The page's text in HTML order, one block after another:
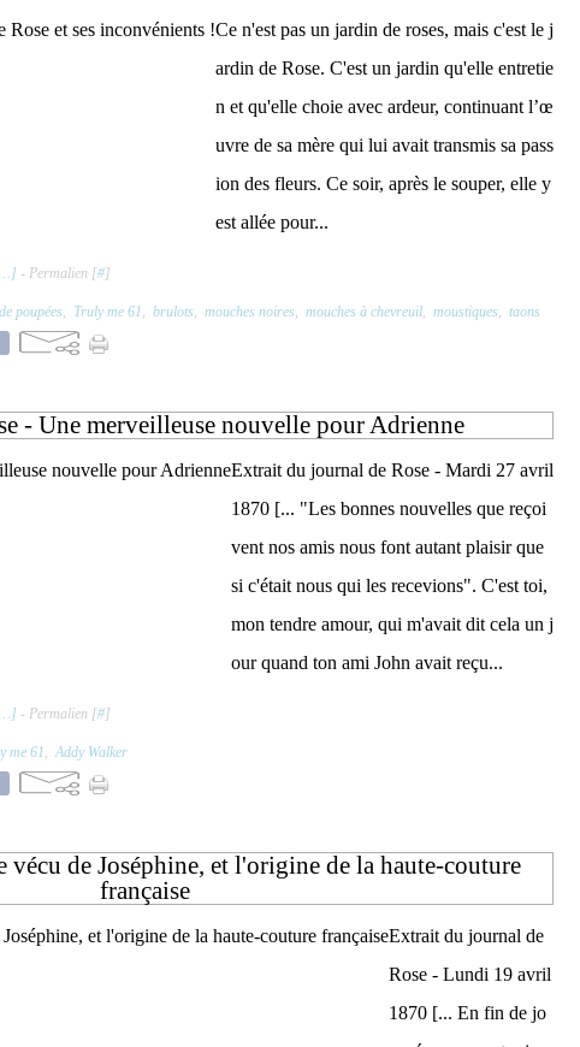
Ce n'est pas un jardin de roses, mais c'est le j
ardin de Rose. C'est un jardin qu'elle entretie
n et qu'elle choie avec ardeur, continuant l’œ
uvre de sa mère qui lui avait transmis sa pass
ion des fleurs. Ce soir, après le souper, elle y
est allée pour...
] - Permalien [#]
poupées, Truly me 61, brulots, mouches noires, mouches à chevreuil, moustiques, taons
- Une merveilleuse nouvelle pour Adrienne
Extrait du journal de Rose - Mardi 27 avril
1870 [... "Les bonnes nouvelles que reçoi
vent nos amis nous font autant plaisir que
si c'était nous qui les recevions". C'est toi,
mon tendre amour, qui m'avait dit cela un j
our quand ton ami John avait reçu...
] - Permalien [#]
me 61, Addy Walker
vécu de Joséphine, et l'origine de la haute-couture
française
Extrait du journal de
Rose - Lundi 19 avril
1870 [... En fin de jo